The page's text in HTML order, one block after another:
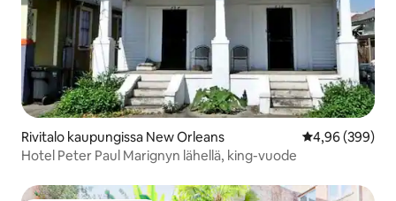
Rivitalo kaupungissa New Orleans
4,96 (399)
Hotel Peter Paul Marignyn lähellä, king-vuode